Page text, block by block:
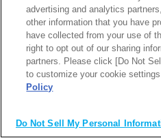
勤務地から探す
北海道・東北
北海道
福島県
山形県
advertising and analytics
other information that you have
have collected from your use of
right to opt out of our sharing
partners. Please click [Do Not
to customize your cookie
Policy
Do Not Sell My Personal